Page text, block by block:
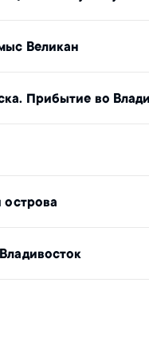
Великан
Прибытие во
острова